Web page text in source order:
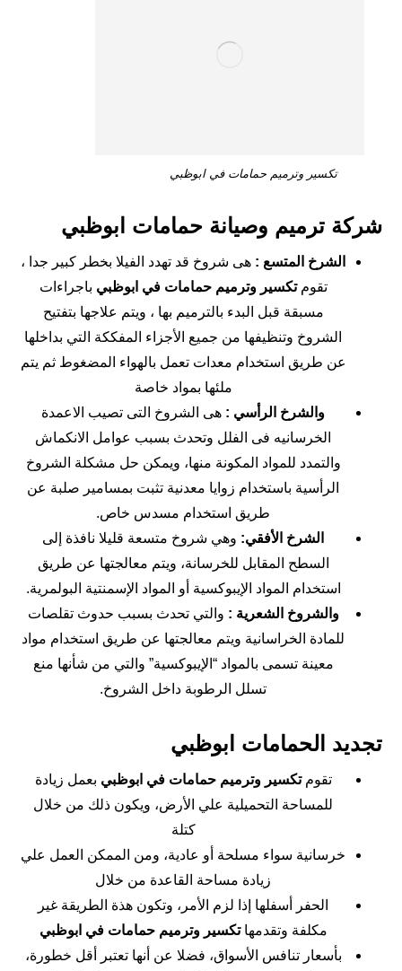
تكسير وترميم حمامات في ابوظبي
شركة ترميم وصيانة حمامات ابوظبي
الشرخ المتسع : هى شروخ قد تهدد الفيلا بخطر كبير جدا ،
تقومتكسير وترميم حمامات في ابوظبي باجراءات
مسبقة قبل البدء بالترميم بها ، ويتم علاجها بتفتيح
الشروخ وتنظيفها من جميع الأجزاء المفككة التي بداخلها
عن طريق استخدام معدات تعمل بالهواء المضغوط ثم يتم
ملئها بمواد خاصة
والشرخ الرأسي : هى الشروخ التى تصيب الاعمدة
الخرسانيه فى الفلل وتحدث بسبب عوامل الانكماش
والتمدد للمواد المكونة منها، ويمكن حل مشكلة الشروخ
الرأسية باستخدام زوايا معدنية تثبت بمسامير صلبة عن
طريق استخدام مسدس خاص.
الشرخ الأفقي: وهي شروخ متسعة قليلا نافذة إلى
السطح المقابل للخرسانة، ويتم معالجتها عن طريق
استخدام المواد الإيبوكسية أو المواد الإسمنتية البولمرية.
والشروخ الشعرية : والتي تحدث بسبب حدوث تقلصات
للمادة الخراسانية ويتم معالجتها عن طريق استخدام مواد
معينة تسمى بالمواد “الإيبوكسية” والتي من شأنها منع
تسلل الرطوبة داخل الشروخ.
تجديد الحمامات ابوظبي
تقومتكسير وترميم حمامات في ابوظبي بعمل زيادة
للمساحة التحميلية علي الأرض، ويكون ذلك من خلال
كتلة
خرسانية سواء مسلحة أو عادية، ومن الممكن العمل علي
زيادة مساحة القاعدة من خلال
الحفر أسفلها إذا لزم الأمر، وتكون هذة الطريقة غير
مكلفة وتقدمهاتكسير وترميم حمامات في ابوظبي
بأسعار تنافس الأسواق، فضلا عن أنها تعتبر أقل خطورة،